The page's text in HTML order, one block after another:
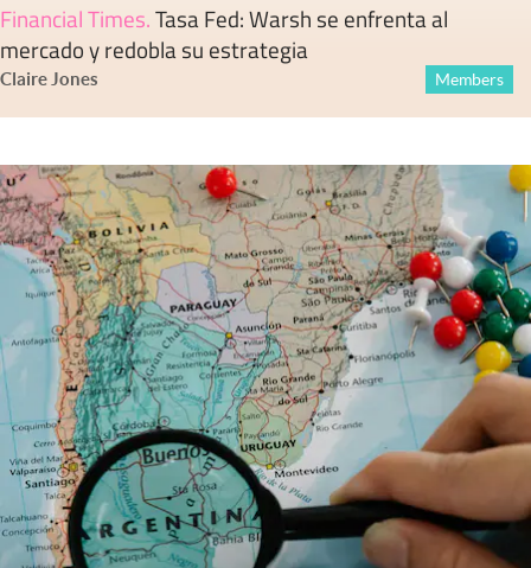
Financial Times.Tasa Fed: Warsh se enfrenta al
mercado y redobla su estrategia
Claire Jones Members